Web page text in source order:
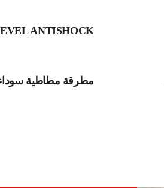
ANTISHOCK
مطرقة مطاطية